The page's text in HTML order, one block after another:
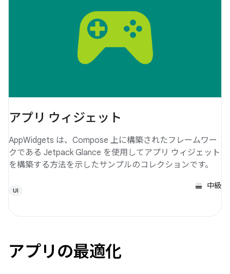
アプリ ウィジェット
AppWidgets は、Compose 上に構築されたフレームワー
クである Jetpack Glance を使用してアプリ ウィジェット
を構築する方法を示したサンプルのコレクションです。
UI
中級
アプリの最適化